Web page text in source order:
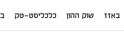
באזז שוק ההון כלכליסט-טק